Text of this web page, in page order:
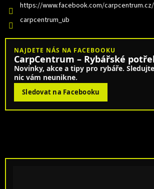
https://www.facebook.com/carpcentrum.cz/
carpcentrum_ub
NAJDETE NÁS NA FACEBOOKU
CarpCentrum – Rybářské
Novinky, akce a tipy pro rybáře.
nic vám neunikne.
Sledovat na Facebooku